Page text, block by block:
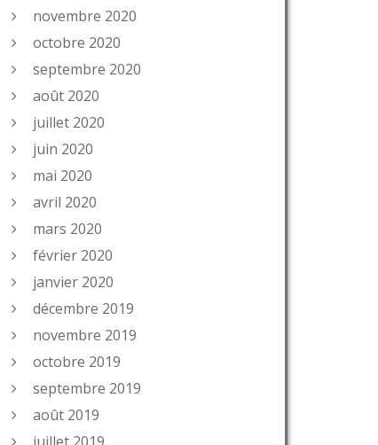
novembre 2020
octobre 2020
septembre 2020
août 2020
juillet 2020
juin 2020
mai 2020
avril 2020
mars 2020
février 2020
janvier 2020
décembre 2019
novembre 2019
octobre 2019
septembre 2019
août 2019